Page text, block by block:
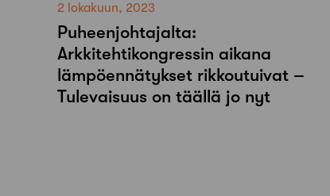
2 lokakuun, 2023
Puheenjohtajalta:
Arkkitehtikongressin aikana
lämpöennätykset rikkoutuivat –
Tulevaisuus on täällä jo nyt